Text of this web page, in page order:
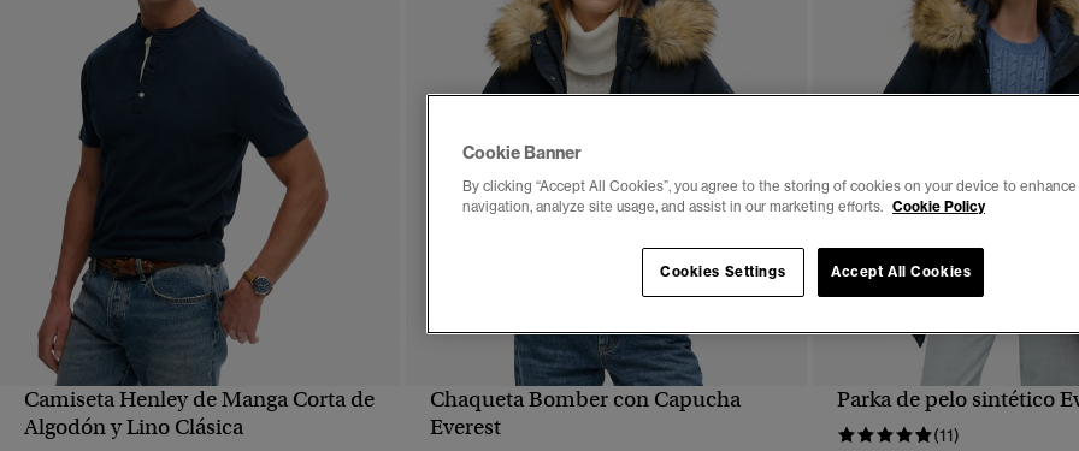
VISTA RÁPIDA
Camiseta Henley de Manga Corta de
Algodón y Lino Clásica
Chaqueta Bomber con Capucha
Everest
Parka de pelo sintético
(11)
Cookie Banner
By clicking “Accept All Cookies”, you agree to the storing of cookies on your device to
navigation, analyze site usage, and assist in our marketing efforts. Cookie Policy
Accept All Cookies
Cookies Settings